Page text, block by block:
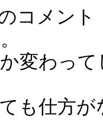
コメント
変わっ
も仕方